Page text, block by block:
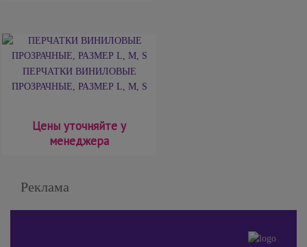
ПЕРЧАТКИ ВИНИЛОВЫЕ
ПРОЗРАЧНЫЕ, РАЗМЕР L, М, S
Цены уточняйте у
менеджера
Реклама